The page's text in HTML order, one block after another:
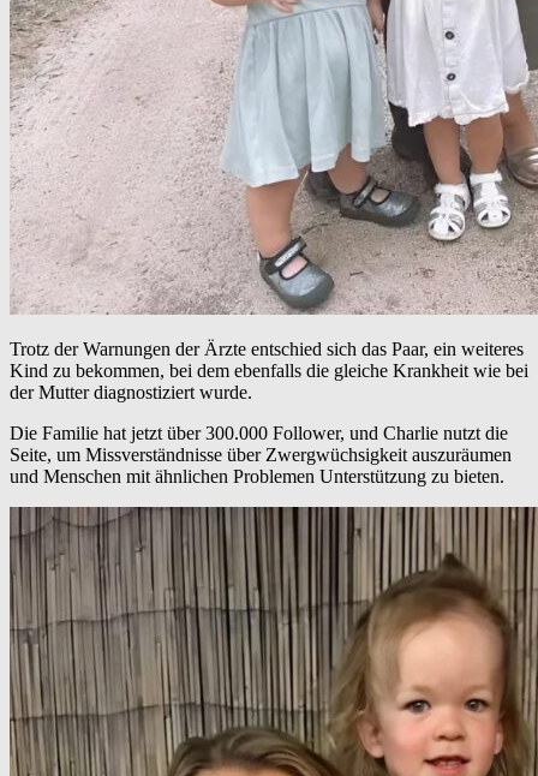
Trotz der Warnungen der Ärzte entschied sich das Paar, ein weiteres
Kind zu bekommen, bei dem ebenfalls die gleiche Krankheit wie bei
der Mutter diagnostiziert wurde.
Die Familie hat jetzt über 300.000 Follower, und Charlie nutzt die
Seite, um Missverständnisse über Zwergwüchsigkeit auszuräumen
und Menschen mit ähnlichen Problemen Unterstützung zu bieten.